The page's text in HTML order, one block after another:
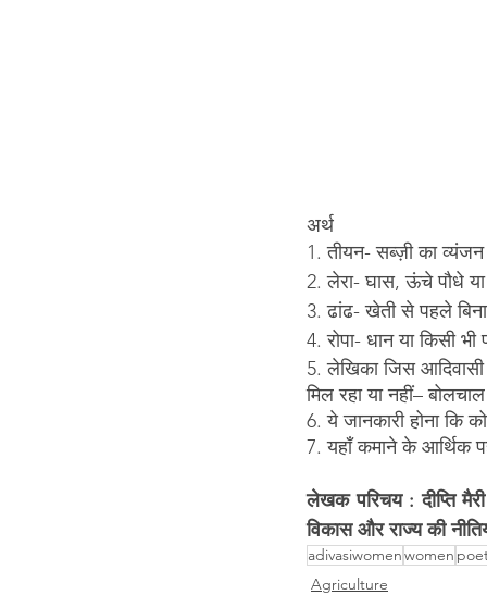
अर्थ
1. तीयन- सब्ज़ी का व्यंजन
2. लेरा- घास, ऊंचे पौधे
3. ढांढ- खेती से पहले बिना
4. रोपा- धान या किसी
5. लेखिका जिस
मिल रहा या नहीं–
6. ये जानकारी होना कि
7. यहाँ कमाने के आर्थिक
लेखक परिचय : दीप्ति
विकास और राज्य की
adivasiwomenwomen
Agriculture